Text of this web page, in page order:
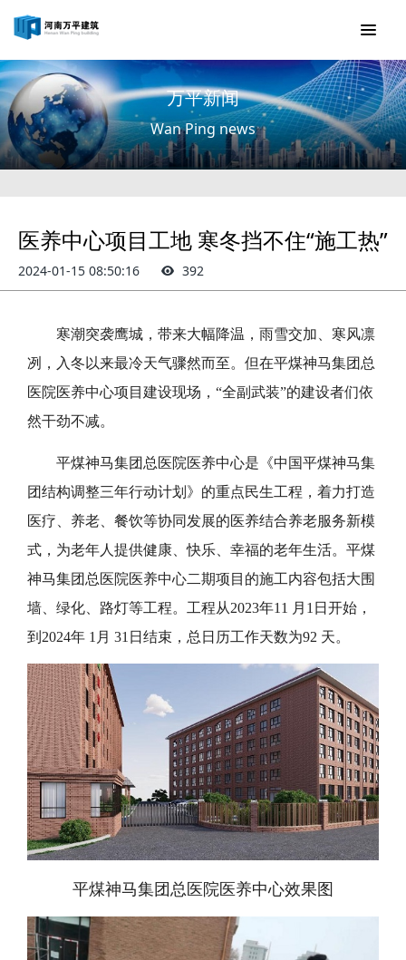
万平新闻
Wan Ping news
医养中心项目工地 寒冬挡不住“施工热”
2024-01-15 08:50:16 392
寒潮突袭鹰城 ，带来大幅降温，雨雪交加、寒风凛
冽，入冬以来最冷天气骤然而至。 但在平煤神马集团总
医院医养中心项目建设现场， “全副武装”的建设者们依
然干劲不减。
平煤神马集团总医院医养中心是《中国平煤神马集
团结构调整三年行动计划》的重点民生工程，着力打造
医疗、养老、餐饮等协同发展的医养结合养老服务新模
式，为老年人提供健康、快乐、幸福的老年生活。 平煤
神马集团总医院医养中心二期项目 的施工内容包括大围
墙、绿化、路灯等工程。 工程从2023年11 月1日开始 ，
到 2024年 1月 31日结束 ， 总日历工作天数为92 天。
平煤神马集团总医院医养中心效果图